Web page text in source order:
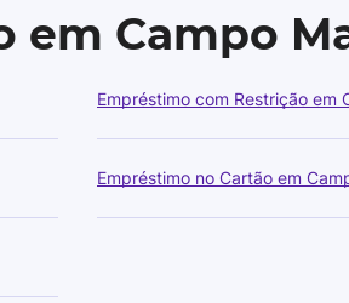
em Campo
Empréstimo com Restrição em
Empréstimo no Cartão em